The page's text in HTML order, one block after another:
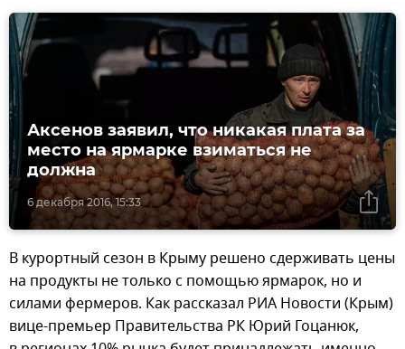
6 декабря 2016, 15:33
Аксенов заявил, что никакая плата за
место на ярмарке взиматься не
должна
В курортный сезон в Крыму решено сдерживать цены
на продукты не только с помощью ярмарок, но и
силами фермеров. Как рассказал РИА Новости (Крым)
вице-премьер Правительства РК Юрий Гоцанюк,